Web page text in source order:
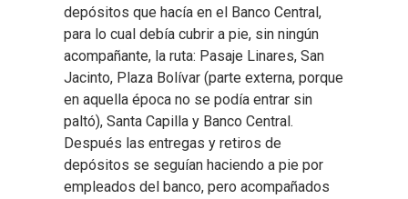
depósitos que hacía en el Banco Central,
para lo cual debía cubrir a pie, sin ningún
acompañante, la ruta: Pasaje Linares, San
Jacinto, Plaza Bolívar (parte externa, porque
en aquella época no se podía entrar sin
paltó), Santa Capilla y Banco Central.
Después las entregas y retiros de
depósitos se seguían haciendo a pie por
empleados del banco, pero acompañados